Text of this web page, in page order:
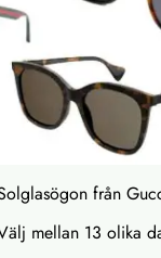
från
mellan 13 olika